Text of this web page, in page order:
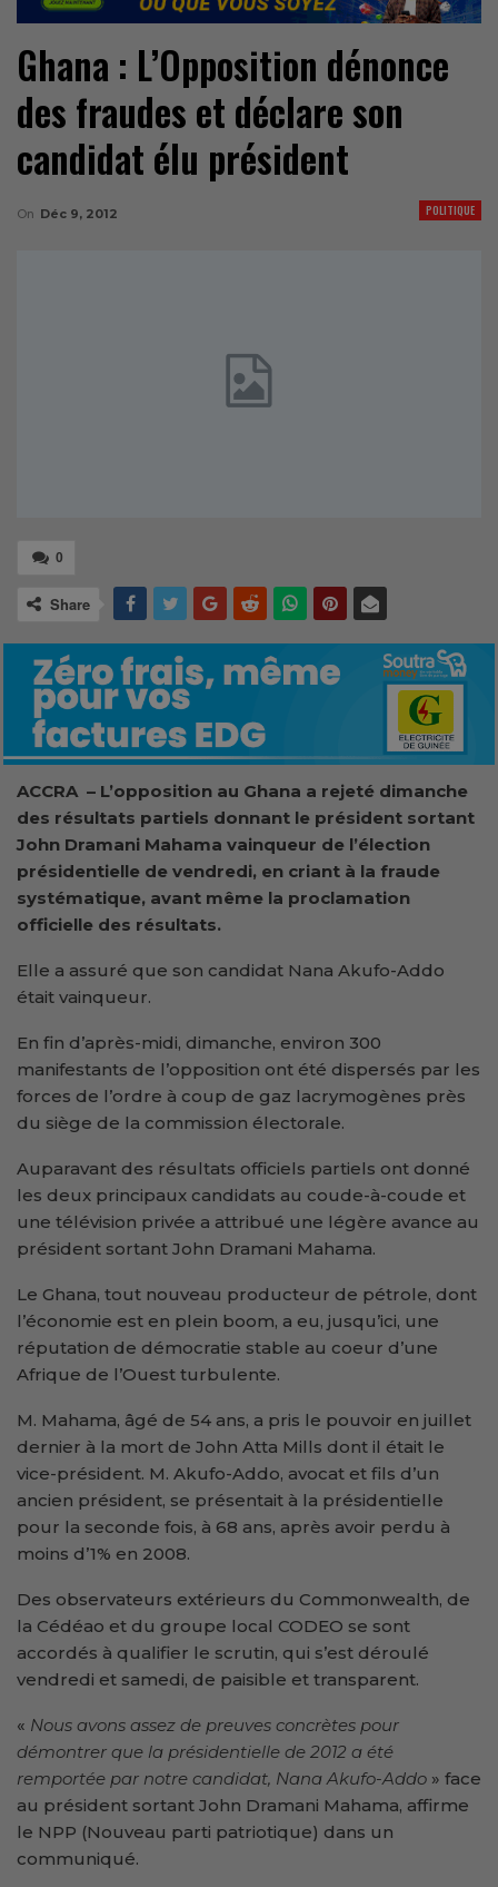
Ghana : L’Opposition dénonce
des fraudes et déclare son
candidat élu président
POLITIQUE
On Déc 9, 2012
0
Share
ACCRA – L’opposition au Ghana a rejeté dimanche
des résultats partiels donnant le président sortant
John Dramani Mahama vainqueur de l’élection
présidentielle de vendredi, en criant à la fraude
systématique, avant même la proclamation
officielle des résultats.
Elle a assuré que son candidat Nana Akufo-Addo
était vainqueur.
En fin d’après-midi, dimanche, environ 300
manifestants de l’opposition ont été dispersés par les
forces de l’ordre à coup de gaz lacrymogènes près
du siège de la commission électorale.
Auparavant des résultats officiels partiels ont donné
les deux principaux candidats au coude-à-coude et
une télévision privée a attribué une légère avance au
président sortant John Dramani Mahama.
Le Ghana, tout nouveau producteur de pétrole, dont
l’économie est en plein boom, a eu, jusqu’ici, une
réputation de démocratie stable au coeur d’une
Afrique de l’Ouest turbulente.
M. Mahama, âgé de 54 ans, a pris le pouvoir en juillet
dernier à la mort de John Atta Mills dont il était le
vice-président. M. Akufo-Addo, avocat et fils d’un
ancien président, se présentait à la présidentielle
pour la seconde fois, à 68 ans, après avoir perdu à
moins d’1% en 2008.
Des observateurs extérieurs du Commonwealth, de
la Cédéao et du groupe local CODEO se sont
accordés à qualifier le scrutin, qui s’est déroulé
vendredi et samedi, de paisible et transparent.
« Nous avons assez de preuves concrètes pour
démontrer que la présidentielle de 2012 a été
remportée par notre candidat, Nana Akufo-Addo » face
au président sortant John Dramani Mahama, affirme
le NPP (Nouveau parti patriotique) dans un
communiqué.